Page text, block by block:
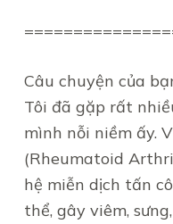
Câu chuyện của
Tôi đã gặp rất
mình nỗi niềm ấy.
(Rheumatoid
hệ miễn dịch tấn
thể, gây viêm,